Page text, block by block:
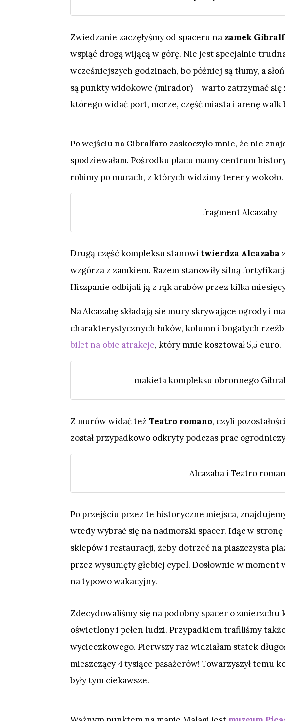
Zwiedzanie zaczęłyśmy od spaceru na zamek
wspiąć drogą wijącą w górę. Nie jest specjalnie
wcześniejszych godzinach, bo później są tłumy, a
są punkty widokowe (mirador) – warto zatrzymać się
którego widać port, morze, część miasta i arenę walk
Po wejściu na Gibralfaro zaskoczyło mnie, że nie
spodziewałam. Pośrodku placu mamy centrum
robimy po murach, z których widzimy tereny wokoło.
fragment Alcazaby
Drugą część kompleksu stanowi twierdza Alcazaba
wzgórza z zamkiem. Razem stanowiły silną
Hiszpanie odbijali ją z rąk arabów przez kilka
Na Alcazabę składają sie mury skrywające ogrody i
charakterystycznych łuków, kolumn i bogatych
bilet na obie atrakcje, który mnie kosztował 5,5 euro.
makieta kompleksu obronnego
Z murów widać też Teatro romano, czyli
został przypadkowo odkryty podczas prac
Alcazaba i Teatro
Po przejściu przez te historyczne miejsca,
wtedy wybrać się na nadmorski spacer. Idąc w stronę
sklepów i restauracji, żeby dotrzeć na piaszczysta
przez wysunięty głebiej cypel. Dosłownie w
na typowo wakacyjny.
Zdecydowaliśmy się na podobny spacer o zmierzchu
oświetlony i pełen ludzi. Przypadkiem trafiliśmy
wycieczkowego. Pierwszy raz widziałam statek
mieszczący 4 tysiące pasażerów! Towarzyszył temu
były tym ciekawsze.